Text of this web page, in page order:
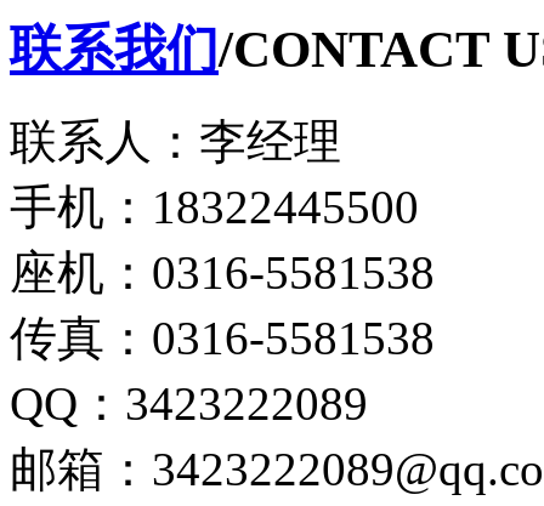
联系我们/CONTACT
联系人：李经理
手机：18322445500
座机：0316-5581538
传真：0316-5581538
QQ：3423222089
邮箱：